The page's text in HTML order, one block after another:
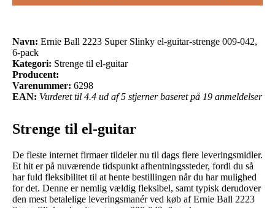
Navn: Ernie Ball 2223 Super Slinky el-guitar-strenge 009-042,
6-pack
Kategori: Strenge til el-guitar
Producent:
Varenummer: 6298
EAN: Vurderet til 4.4 ud af 5 stjerner baseret på 19 anmeldelser
Strenge til el-guitar
De fleste internet firmaer tildeler nu til dags flere leveringsmidler.
Et hit er på nuværende tidspunkt afhentningssteder, fordi du så
har fuld fleksibilitet til at hente bestillingen når du har mulighed
for det. Denne er nemlig vældig fleksibel, samt typisk derudover
den mest betalelige leveringsmanér ved køb af Ernie Ball 2223